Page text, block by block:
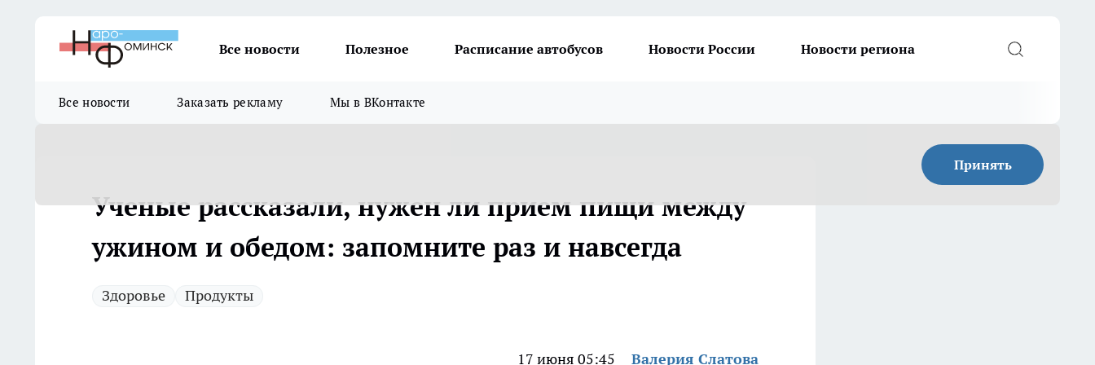
Все новости Полезное Расписание автобусов Новости России Новости региона
Все новости Заказать рекламу Мы в ВКонтакте
Принять
Ученые рассказали, нужен ли прием пищи между
ужином и обедом: запомните раз и навсегда
Здоровье Продукты
17 июня 05:45 Валерия Слатова